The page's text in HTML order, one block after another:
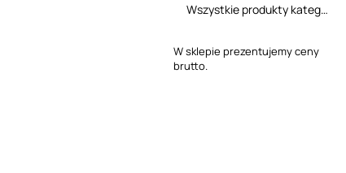
Wszystkie produkty kategorii
W sklepie prezentujemy ceny
brutto.